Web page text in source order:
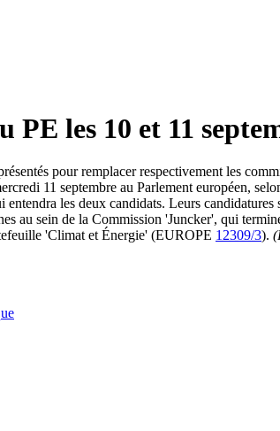
les 10 et 11
pour remplacer respectivement les
11 septembre au Parlement européen,
les deux candidats. Leurs
au sein de la Commission 'Juncker', qui
'Climat et Énergie' (EUROPE 12309/3).